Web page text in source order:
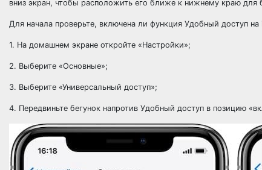
вниз экран, чтобы расположить его ближе к нижнему краю
Для начала проверьте, включена ли функция Удобный доступ на
1. На домашнем экране откройте «Настройки»;
2. Выберите «Основные»;
3. Выберите «Универсальный доступ»;
4. Передвиньте бегунок напротив Удобный доступ в позицию